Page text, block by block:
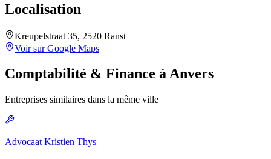
Localisation
Kreupelstraat 35, 2520 Ranst
Voir sur Google Maps
Comptabilité & Finance àAnvers
Entreprises similaires dans la même ville
Advocaat Kristien Thys